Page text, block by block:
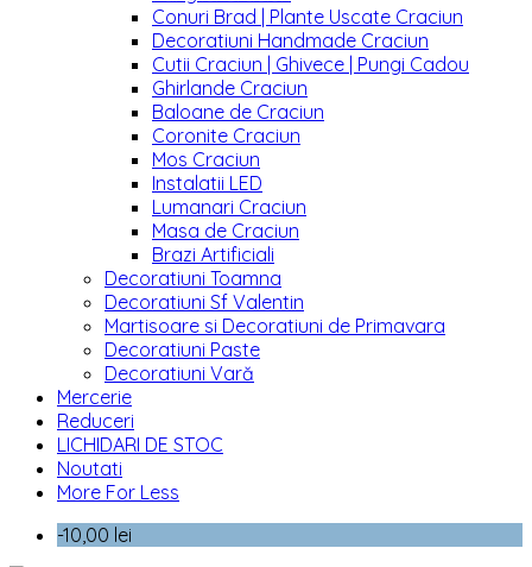
Conuri Brad | Plante Uscate Craciun
Decoratiuni Handmade Craciun
Cutii Craciun | Ghivece | Pungi Cadou
Ghirlande Craciun
Baloane de Craciun
Coronite Craciun
Mos Craciun
Instalatii LED
Lumanari Craciun
Masa de Craciun
Brazi Artificiali
Decoratiuni Toamna
Decoratiuni Sf Valentin
Martisoare si Decoratiuni de Primavara
Decoratiuni Paste
Decoratiuni Vară
Mercerie
Reduceri
LICHIDARI DE STOC
Noutati
More For Less
-10,00 lei